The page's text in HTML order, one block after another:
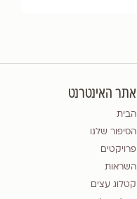
אתר האינטרנט
הבית
הסיפור שלנו
פרויקטים
השראות
קטלוג עצים